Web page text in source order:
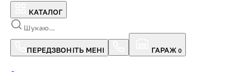
КАТАЛОГ
ПЕРЕДЗВОНІТЬ МЕНІ ГАРАЖ 0